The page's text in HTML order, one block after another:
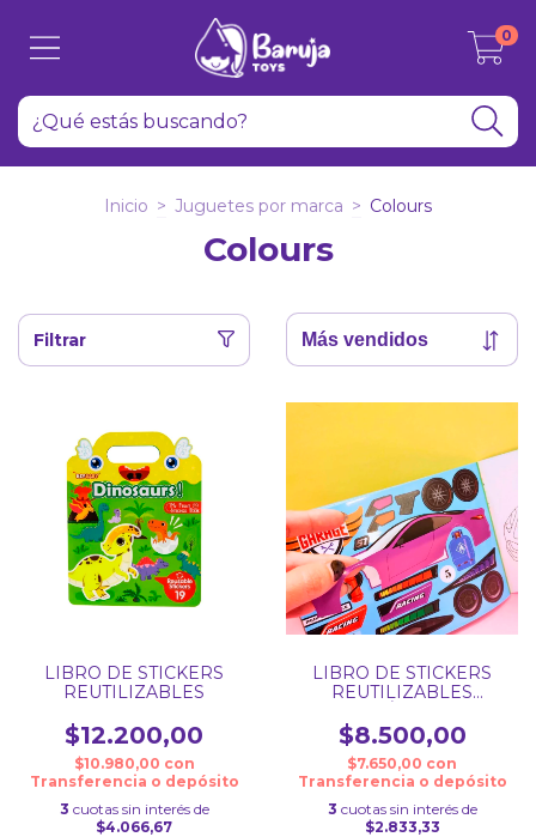
0
Inicio > Juguetes por marca > Colours
Colours
Filtrar
LIBRO DE STICKERS
REUTILIZABLES
$12.200,00
$10.980,00 con
Transferencia o depósito
3 cuotas sin interés de
$4.066,67
LIBRO DE STICKERS
REUTILIZABLES
$8.500,00
$7.650,00 con
Transferencia o depósito
3 cuotas sin interés de
$2.833,33